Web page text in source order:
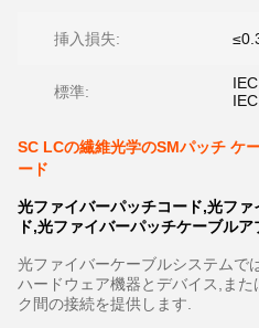
挿入損失:
標準:
SC LCの繊維光学のSMパッチ ケ
ード
光ファイバーパッチコード,光フ
ド,光ファイバーパッチケーブル
光ファイバーケーブルシステムで
ハードウェア機器とデバイス,ま
ク間の接続を提供します.